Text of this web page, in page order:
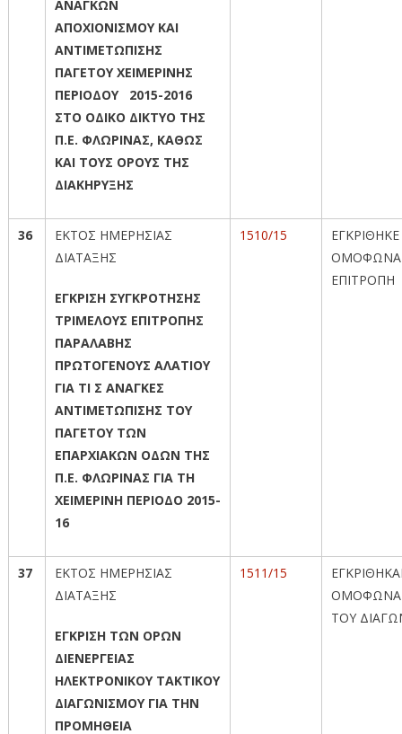
ΑΝΑΓΚΩΝ
ΑΠΟΧΙΟΝΙΣΜΟΥ ΚΑΙ
ΑΝΤΙΜΕΤΩΠΙΣΗΣ
ΠΑΓΕΤΟΥ ΧΕΙΜΕΡΙΝΗΣ
ΠΕΡΙΟΔΟΥ 2015-2016
ΣΤΟ ΟΔΙΚΟ ΔΙΚΤΥΟ ΤΗΣ
Π.Ε. ΦΛΩΡΙΝΑΣ, ΚΑΘΩΣ
ΚΑΙ ΤΟΥΣ ΟΡΟΥΣ ΤΗΣ
ΔΙΑΚΗΡΥΞΗΣ
36
ΕΚΤΟΣ ΗΜΕΡΗΣΙΑΣ
ΔΙΑΤΑΞΗΣ
ΕΓΚΡΙΣΗ ΣΥΓΚΡΟΤΗΣΗΣ
ΤΡΙΜΕΛΟΥΣ ΕΠΙΤΡΟΠΗΣ
ΠΑΡΑΛΑΒΗΣ
ΠΡΩΤΟΓΕΝΟΥΣ ΑΛΑΤΙΟΥ
ΓΙΑ ΤΙ Σ ΑΝΑΓΚΕΣ
ΑΝΤΙΜΕΤΩΠΙΣΗΣ ΤΟΥ
ΠΑΓΕΤΟΥ ΤΩΝ
ΕΠΑΡΧΙΑΚΩΝ ΟΔΩΝ ΤΗΣ
Π.Ε. ΦΛΩΡΙΝΑΣ ΓΙΑ ΤΗ
ΧΕΙΜΕΡΙΝΗ ΠΕΡΙΟΔΟ 2015-
16
1510/15
ΕΓΚΡΙΘΗΚΕ
ΟΜΟΦΩΝΑ
ΕΠΙΤΡΟΠΗ
37
ΕΚΤΟΣ ΗΜΕΡΗΣΙΑΣ
ΔΙΑΤΑΞΗΣ
ΕΓΚΡΙΣΗ ΤΩΝ ΟΡΩΝ
ΔΙΕΝΕΡΓΕΙΑΣ
ΗΛΕΚΤΡΟΝΙΚΟΥ ΤΑΚΤΙΚΟΥ
ΔΙΑΓΩΝΙΣΜΟΥ ΓΙΑ ΤΗΝ
ΠΡΟΜΗΘΕΙΑ
1511/15
ΟΜΟΦΩΝΑ
ΤΟΥ